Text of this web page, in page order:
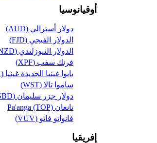
أوقيانوسيا
دولار أسترالي (AUD)
الدولار الفيجي (FJD)
الدولار النيوزلندي (NZD)
فرنك سفب (XPF)
بابوا غينيا الجديدة غينيا (PGK)
ساموا تالا (WST)
دولار جزر سليمان (SBD)
تانغان Pa'anga (TOP)
فانواتو فاتو (VUV)
إفريقيا